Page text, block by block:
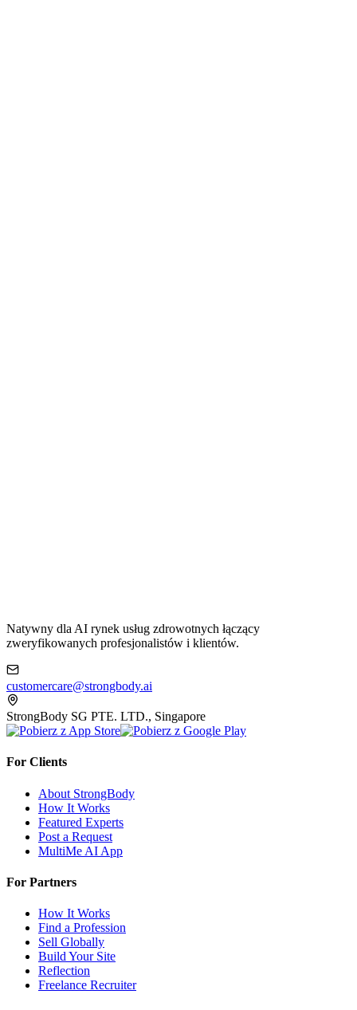
Natywny dla AI rynek usług zdrowotnych łączący
zweryfikowanych profesjonalistów i klientów.
customercare@strongbody.ai
StrongBody SG PTE. LTD., Singapore
For Clients
About StrongBody
How It Works
Featured Experts
Post a Request
MultiMe AI App
For Partners
How It Works
Find a Profession
Sell Globally
Build Your Site
Reflection
Freelance Recruiter